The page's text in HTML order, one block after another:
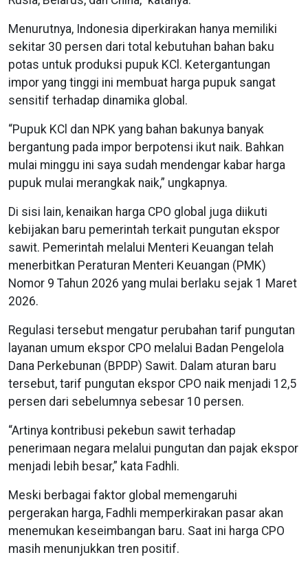
Menurutnya, Indonesia diperkirakan hanya memiliki
sekitar 30 persen dari total kebutuhan bahan baku
potas untuk produksi pupuk KCl. Ketergantungan
impor yang tinggi ini membuat harga pupuk sangat
sensitif terhadap dinamika global.
“Pupuk KCl dan NPK yang bahan bakunya banyak
bergantung pada impor berpotensi ikut naik. Bahkan
mulai minggu ini saya sudah mendengar kabar harga
pupuk mulai merangkak naik,” ungkapnya.
Di sisi lain, kenaikan harga CPO global juga diikuti
kebijakan baru pemerintah terkait pungutan ekspor
sawit. Pemerintah melalui Menteri Keuangan telah
menerbitkan Peraturan Menteri Keuangan (PMK)
Nomor 9 Tahun 2026 yang mulai berlaku sejak 1 Maret
2026.
Regulasi tersebut mengatur perubahan tarif pungutan
layanan umum ekspor CPO melalui Badan Pengelola
Dana Perkebunan (BPDP) Sawit. Dalam aturan baru
tersebut, tarif pungutan ekspor CPO naik menjadi 12,5
persen dari sebelumnya sebesar 10 persen.
“Artinya kontribusi pekebun sawit terhadap
penerimaan negara melalui pungutan dan pajak ekspor
menjadi lebih besar,” kata Fadhli.
Meski berbagai faktor global memengaruhi
pergerakan harga, Fadhli memperkirakan pasar akan
menemukan keseimbangan baru. Saat ini harga CPO
masih menunjukkan tren positif.